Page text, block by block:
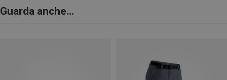
Guarda anche...